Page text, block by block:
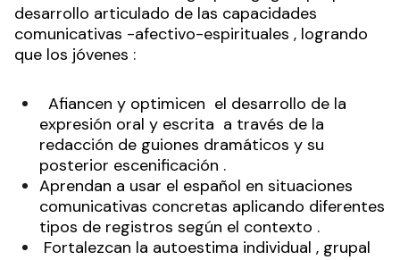
desarrollo articulado de las capacidades
comunicativas -afectivo-espirituales , logrando
que los jóvenes :
Afiancen y optimicen el desarrollo de la
expresión oral y escrita a través de la
redacción de guiones dramáticos y su
posterior escenificación .
Aprendan a usar el español en situaciones
comunicativas concretas aplicando diferentes
tipos de registros según el contexto .
Fortalezcan la autoestima individual , grupal